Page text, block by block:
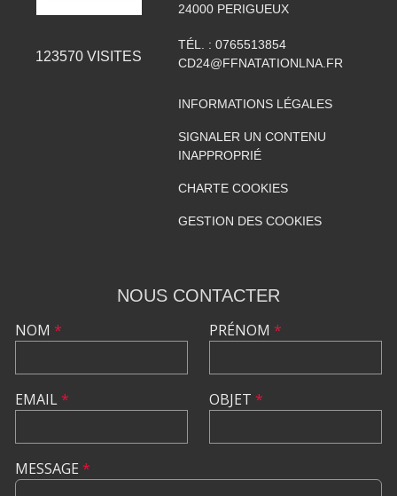
123570 VISITES
24000 PERIGUEUX
TÉL. : 0765513854
CD24@FFNATATIONLNA.FR
INFORMATIONS LÉGALES
SIGNALER UN CONTENU
INAPPROPRIÉ
CHARTE COOKIES
GESTION DES COOKIES
NOUS CONTACTER
NOM *
EMAIL*
PRÉNOM *
OBJET *
MESSAGE *